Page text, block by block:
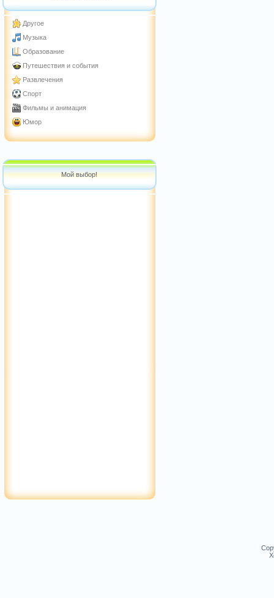
Другое
Музыка
Образование
Путешествия и события
Развлечения
Спорт
Фильмы и анимация
Юмор
Мой выбор!